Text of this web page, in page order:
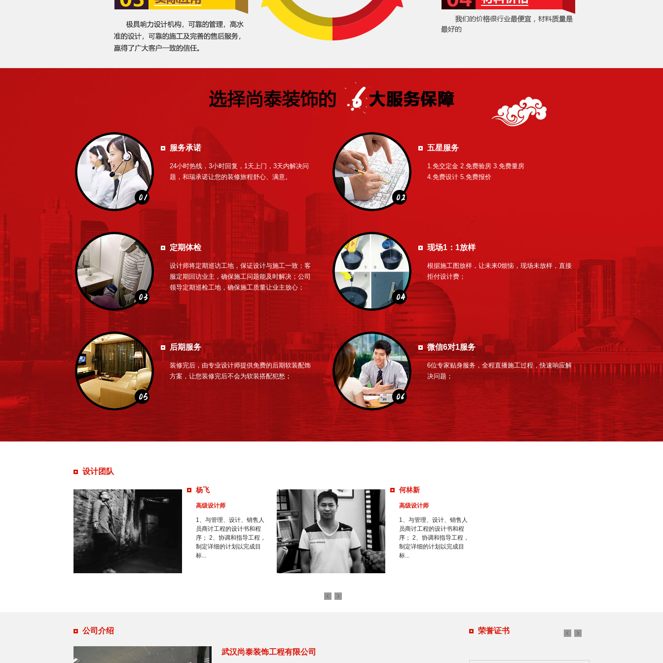
服务承诺
24小时热线，3小时回复，1天上门，3天内解决问
题，和瑞承诺让您的装修旅程舒心、满意。
五星服务
1.免交定金 2.免费验房 3.免费量房
4.免费设计 5.免费报价
定期体检
设计师将定期巡访工地，保证设计与施工一致；客
服定期回访业主，确保施工问题能及时解决；公司
领导定期巡检工地，确保施工质量让业主放心；
现场1：1放样
根据施工图放样，让未来0烦恼，现场未放样，直接
拒付设计费；
后期服务
装修完后，由专业设计师提供免费的后期软装配饰
方案，让您装修完后不会为软装搭配犯愁；
微信6对1服务
6位专家贴身服务，全程直播施工过程，快速响应解
决问题；
设计团队
杨飞
高级设计师
1、与管理、设计、销售人
员商讨工程的设计书和程
序； 2、协调和指导工程，
制定详细的计划以完成目
标...
何林新
高级设计师
1、与管理、设计、销售人
员商讨工程的设计书和程
序； 2、协调和指导工程，
制定详细的计划以完成目
标...
标...
公司介绍
武汉尚泰装饰工程有限公司
荣誉证书